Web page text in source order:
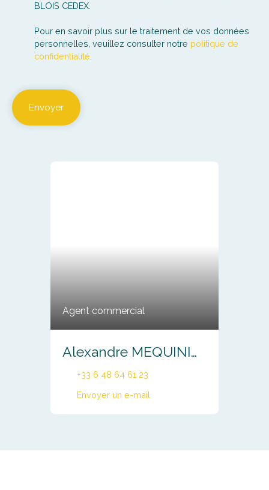
BLOIS CEDEX.
Pour en savoir plus sur le traitement de vos données
personnelles, veuillez consulter notre politique de
confidentialité
Envoyer
Agent commercial
Alexandre MEQUINION
+33 6 48 64 61 23
Envoyer un e-mail